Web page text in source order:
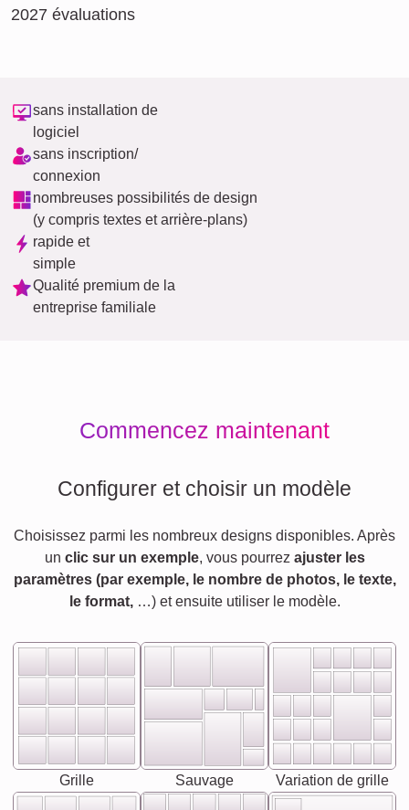
2027 évaluations
sans installation de
logiciel
sans inscription/
connexion
nombreuses possibilités de design
(y compris textes et arrière-plans)
rapide et
simple
Qualité premium de la
entreprise familiale
Commencez maintenant
Configurer et choisir un modèle
Choisissez parmi les nombreux designs disponibles. Après
un clic sur un exemple, vous pourrez ajuster les
paramètres (par exemple, le nombre de photos, le texte,
le format,…) et ensuite utiliser le modèle.
Grille Sauvage Variation de grille